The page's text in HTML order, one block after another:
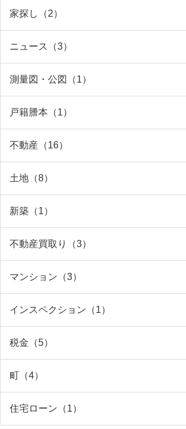
家探し（2）
ニュース（3）
測量図・公図（1）
戸籍謄本（1）
不動産（16）
土地（8）
新築（1）
不動産買取り（3）
マンション（3）
インスペクション（1）
税金（5）
町（4）
住宅ローン（1）